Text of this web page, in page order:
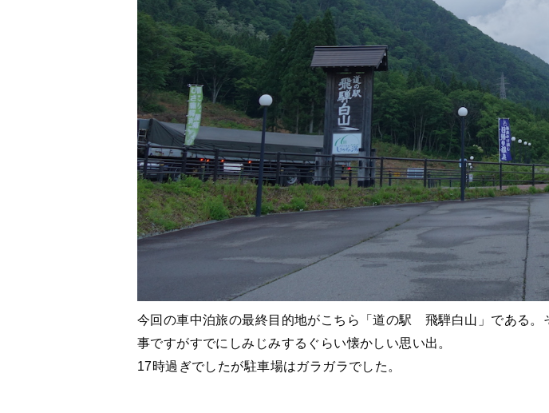
今回の車中泊旅の最終目的地がこちら「道の駅 飛騨白山」である
事ですがすでにしみじみするぐらい懐かしい思い出。
17時過ぎでしたが駐車場はガラガラでした。